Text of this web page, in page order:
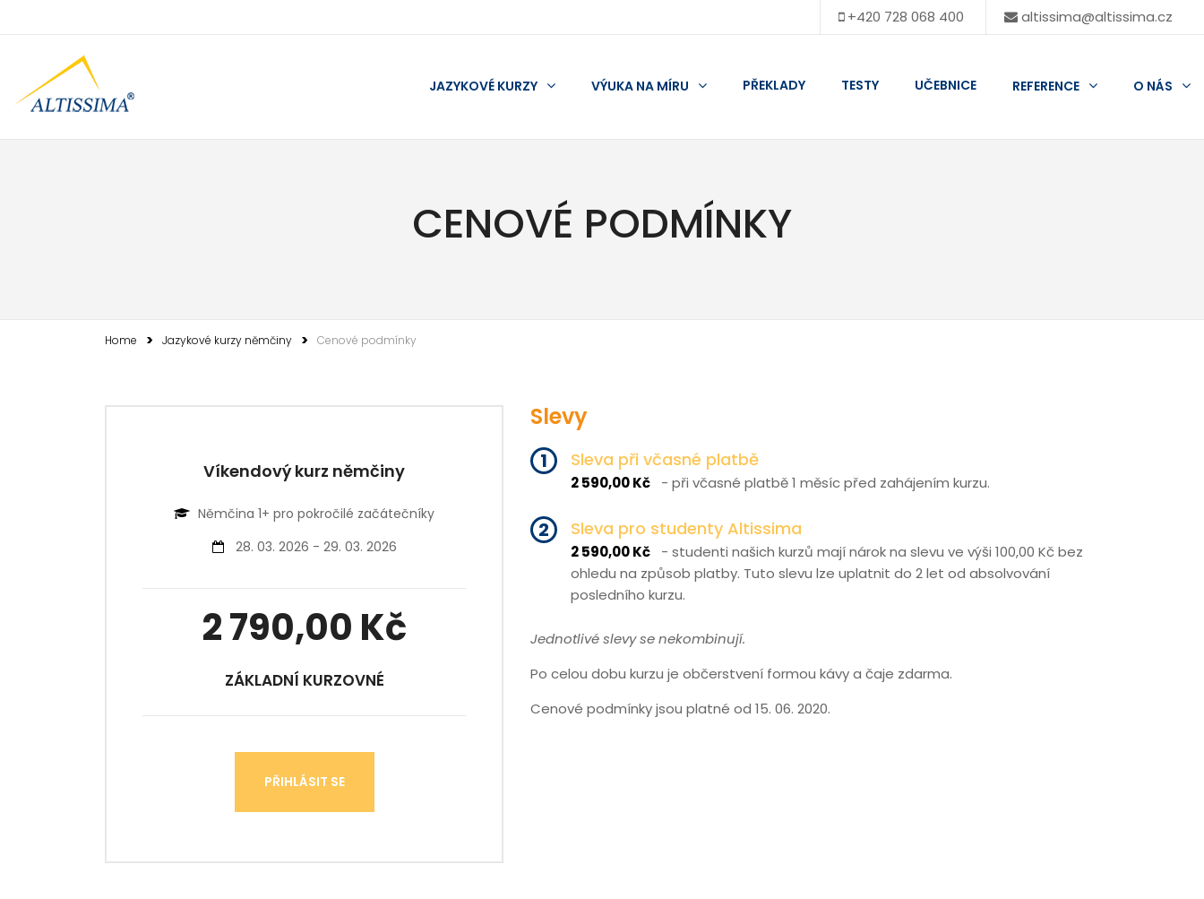
+420 728 068 400 altissima@altissima.cz
JAZYKOVÉ KURZY VÝUKA NA MÍRU PŘEKLADY TESTY UČEBNICE REFERENCE O NÁS
CENOVÉ PODMÍNKY
Home Jazykové kurzy němčiny Cenové podmínky
Víkendový kurz němčiny
Němčina 1+ pro pokročilé začátečníky
28. 03. 2026 - 29. 03. 2026
2 790,00 Kč
ZÁKLADNÍ KURZOVNÉ
PŘIHLÁSIT SE
Slevy
1 Sleva při včasné platbě
2 590,00 Kč - při včasné platbě 1 měsíc před zahájením kurzu.
2 Sleva pro studenty Altissima
2 590,00 Kč - studenti našich kurzů mají nárok na slevu ve výši 100,00 Kč bez
ohledu na způsob platby. Tuto slevu lze uplatnit do 2 let od absolvování
posledního kurzu.
Jednotlivé slevy se nekombinují.
Po celou dobu kurzu je občerstvení formou kávy a čaje zdarma.
Cenové podmínky jsou platné od 15. 06. 2020.